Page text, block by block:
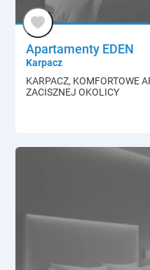
Apartamenty EDEN
Karpacz
KARPACZ, KOMFORTOWE
ZACISZNEJ OKOLICY